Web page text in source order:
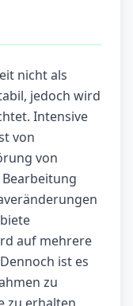
nicht als
jedoch wird
Intensive
von
von
auf mehrere
ist es
zu